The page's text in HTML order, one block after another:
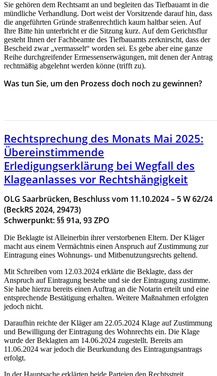
Sie gehören dem Rechtsamt an und begleiten das Tiefbauamt in die
mündliche Verhandlung. Dort weist der Vorsitzende darauf hin, dass
die angeführten Gründe straßenrechtlich kaum haltbar seien. Auf
Ihre Bitte hin unterbricht er die Sitzung kurz. Auf dem Gerichtsflur
gesteht Ihnen der Fachbeamte des Tiefbauamts zerknirscht, dass der
Bescheid zwar „vermasselt“ worden sei. Es gebe aber eine ganze
Reihe durchgreifender Ermessenserwägungen, mit denen der Antrag
rechtmäßig abgelehnt werden könne (trifft zu).
Was tun Sie, um den Prozess doch noch zu gewinnen?
Rechtsprechung des Monats Mai 2025:
Übereinstimmende
Erledigungserklärung bei Wegfall des
Klageanlasses vor Rechtshängigkeit
OLG Saarbrücken, Beschluss vom 11.10.2024 – 5 W 62/24
(BeckRS 2024, 29473)
Schwerpunkt: §§ 91a, 93 ZPO
Die Beklagte ist Alleinerbin ihrer verstorbenen Eltern. Der Kläger
macht aus einem Vermächtnis einen Anspruch auf Zustimmung zur
Eintragung eines Wohnungs- und Mitbenutzungsrechts geltend.
Mit Schreiben vom 12.03.2024 erklärte die Beklagte, dass der
Anspruch auf Eintragung bestehe und sie der Eintragung zustimme.
Sie habe hierzu bereits einen Auftrag an die Notarin erteilt und eine
entsprechende Bestätigung erhalten. Weitere Maßnahmen erfolgten
jedoch nicht.
Daraufhin reichte der Kläger am 22.05.2024 Klage auf Zustimmung
und Bewilligung der Eintragung des Wohnrechts ein. Die Klage
wurde der Beklagten am 14.06.2024 zugestellt. Bereits am
11.06.2024 war jedoch die Beurkundung des Eintragungsantrags
erfolgt.